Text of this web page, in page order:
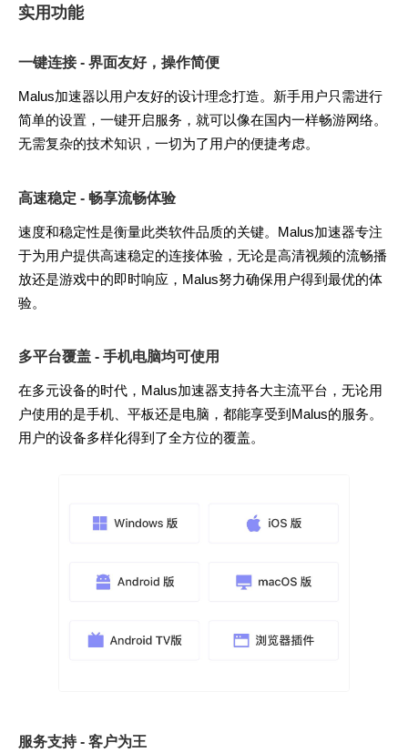
实用功能
一键连接 - 界面友好，操作简便
Malus加速器以用户友好的设计理念打造。新手用户只需进行
简单的设置，一键开启服务，就可以像在国内一样畅游网络。
无需复杂的技术知识，一切为了用户的便捷考虑。
高速稳定 - 畅享流畅体验
速度和稳定性是衡量此类软件品质的关键。Malus加速器专注
于为用户提供高速稳定的连接体验，无论是高清视频的流畅播
放还是游戏中的即时响应，Malus努力确保用户得到最优的体
验。
多平台覆盖 - 手机电脑均可使用
在多元设备的时代，Malus加速器支持各大主流平台，无论用
户使用的是手机、平板还是电脑，都能享受到Malus的服务。
用户的设备多样化得到了全方位的覆盖。
服务支持 - 客户为王